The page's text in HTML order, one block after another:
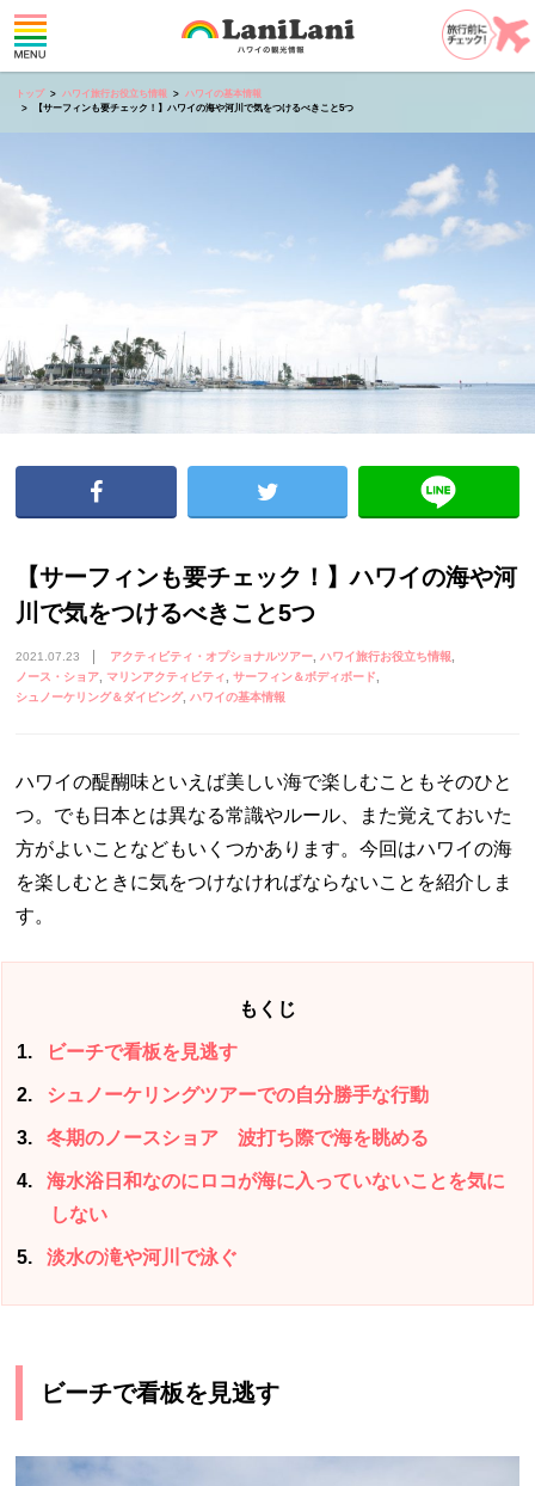
トップ ハワイ旅行お役立ち情報
ハワイの基本情報
【サーフィンも要チェック！】ハワイの海や河川で気をつけるべきこと5つ
【サーフィンも要チェック！】ハワイの海や河
川で気をつけるべきこと5つ
2021.07.23 アクティビティ・オプショナルツアー ハワイ旅行お役立ち情報
ノース・ショア マリンアクティビティ サーフィン＆ボディボード
シュノーケリング＆ダイビング ハワイの基本情報
ハワイの醍醐味といえば美しい海で楽しむこともそのひと
つ。でも日本とは異なる常識やルール、また覚えておいた
方がよいことなどもいくつかあります。今回はハワイの海
を楽しむときに気をつけなければならないことを紹介しま
す。
もくじ
1 ビーチで看板を見逃す
2 シュノーケリングツアーでの自分勝手な行動
3 冬期のノースショア 波打ち際で海を眺める
4
海水浴日和なのにロコが海に入っていないことを気に
しない
5 淡水の滝や河川で泳ぐ
ビーチで看板を見逃す